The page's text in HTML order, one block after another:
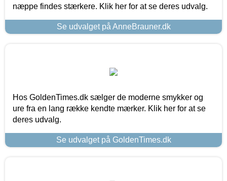
næppe findes stærkere. Klik her for at se deres udvalg.
Se udvalget på AnneBrauner.dk
Hos GoldenTimes.dk sælger de moderne smykker og
ure fra en lang række kendte mærker. Klik her for at se
deres udvalg.
Se udvalget på GoldenTimes.dk